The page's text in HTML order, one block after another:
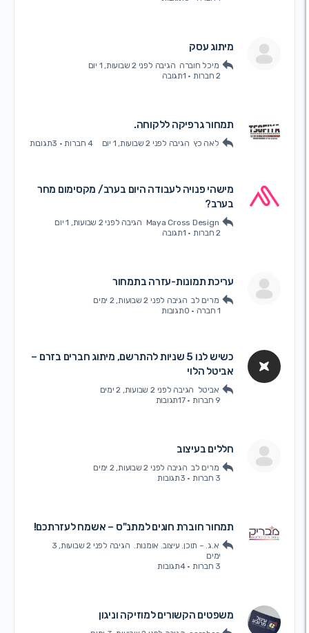
מיתוג עסק
מיכל חוברה הגיבהלפני 2 שבועות, 1 יום
1תגובה
תמחור גרפיקה ללקוחה.
לאה כץ הגיבה לפני 2 שבועות, 1 יום 4 חברות 3תגובות
מישהי פנויה לעבודה היום בערב/ מקסימום מחר
בערב?
Maya Cross Design הגיבהלפני 2 שבועות, 1 יום
1תגובה
עריכת תמונות-עזרה בתמחור
מרים לב הגיבהלפני 2 שבועות, 2 ימים
כשיש לנו 5 שניות להתרשם, מיתוג חברים בזרם –
אביטל הלוי
הגיבהלפני 2 שבועות, 2 ימים
17תגובות
חללים בעיצוב
מרים לב הגיבהלפני 2 שבועות, 2 ימים
3תגובות
תמחור חוברת חוגים למתנ"ס – אשמח לעזרתכם!
א.ג. – תוכן. עיצוב. אומנות. הגיבה
לפני 2 שבועות, 3
4תגובות
משפטים הקשורים למוזיקה וניגון